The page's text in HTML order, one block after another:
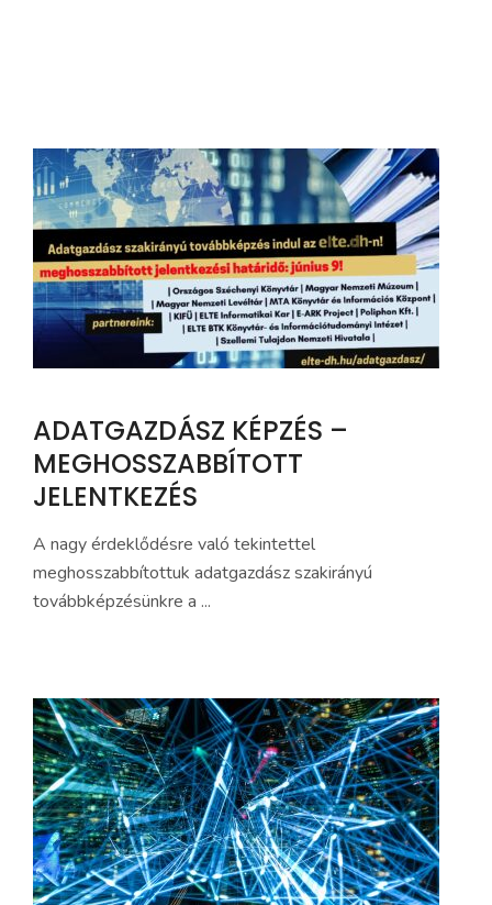
ADATGAZDÁSZ KÉPZÉS –
MEGHOSSZABBÍTOTT
JELENTKEZÉS
A nagy érdeklődésre való tekintettel
meghosszabbítottuk adatgazdász szakirányú
továbbképzésünkre a ...